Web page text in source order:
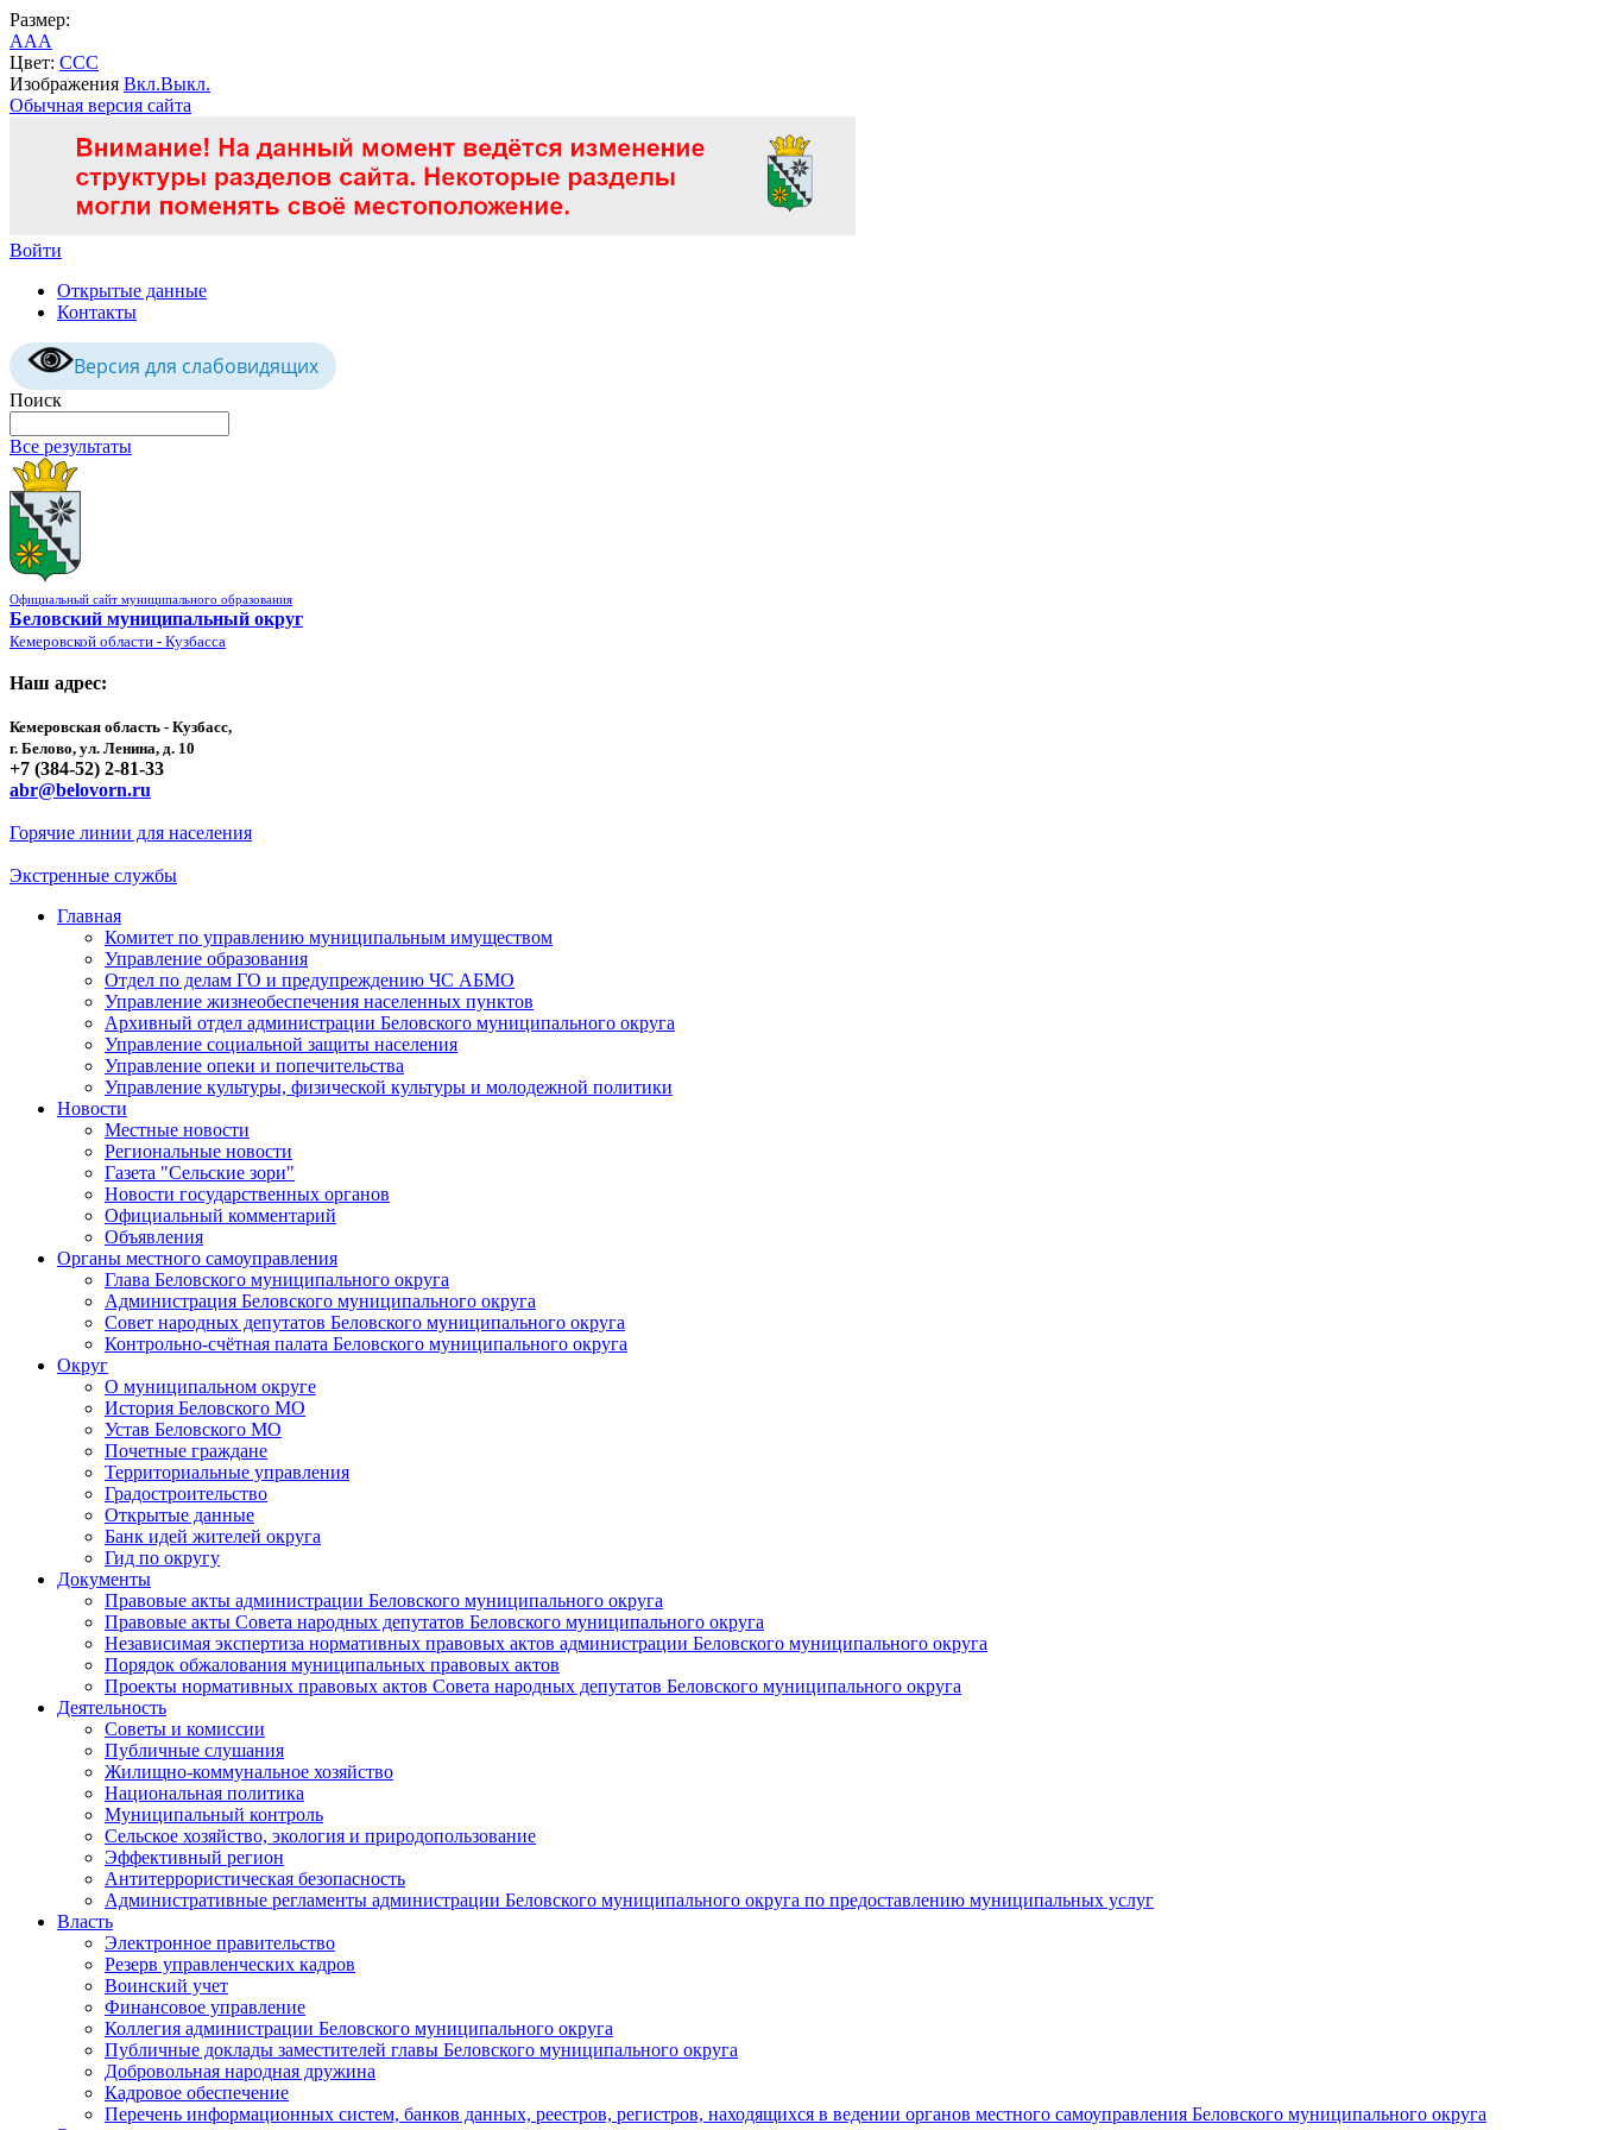
Размер:
AAA
Цвет: CCC
Изображения Вкл.Выкл.
Обычная версия сайта
Войти
Открытые данные
Контакты
Версия для слабовидящих
Поиск
Все результаты
Официальный сайт муниципального образования
Беловский муниципальный округ
Кемеровской области - Кузбасса
Наш адрес:
Кемеровская область - Кузбасс,
г. Белово, ул. Ленина, д. 10
+7 (384-52) 2-81-33
abr@belovorn.ru
Горячие линии для населения
Экстренные службы
Главная
Комитет по управлению муниципальным имуществом
Управление образования
Отдел по делам ГО и предупреждению ЧС АБМО
Управление жизнеобеспечения населенных пунктов
Архивный отдел администрации Беловского муниципального округа
Управление социальной защиты населения
Управление опеки и попечительства
Управление культуры, физической культуры и молодежной политики
Новости
Местные новости
Региональные новости
Газета "Сельские зори"
Новости государственных органов
Официальный комментарий
Объявления
Органы местного самоуправления
Глава Беловского муниципального округа
Администрация Беловского муниципального округа
Совет народных депутатов Беловского муниципального округа
Контрольно-счётная палата Беловского муниципального округа
Округ
О муниципальном округе
История Беловского МО
Устав Беловского МО
Почетные граждане
Территориальные управления
Градостроительство
Открытые данные
Банк идей жителей округа
Гид по округу
Документы
Правовые акты администрации Беловского муниципального округа
Правовые акты Совета народных депутатов Беловского муниципального округа
Независимая экспертиза нормативных правовых актов администрации Беловского муниципального округа
Порядок обжалования муниципальных правовых актов
Проекты нормативных правовых актов Совета народных депутатов Беловского муниципального округа
Деятельность
Советы и комиссии
Публичные слушания
Жилищно-коммунальное хозяйство
Национальная политика
Муниципальный контроль
Сельское хозяйство, экология и природопользование
Эффективный регион
Антитеррористическая безопасность
Административные регламенты администрации Беловского муниципального округа по предоставлению муниципальных услуг
Власть
Электронное правительство
Резерв управленческих кадров
Воинский учет
Финансовое управление
Коллегия администрации Беловского муниципального округа
Публичные доклады заместителей главы Беловского муниципального округа
Добровольная народная дружина
Кадровое обеспечение
Перечень информационных систем, банков данных, реестров, регистров, находящихся в ведении органов местного самоуправления Беловского муниципального округа